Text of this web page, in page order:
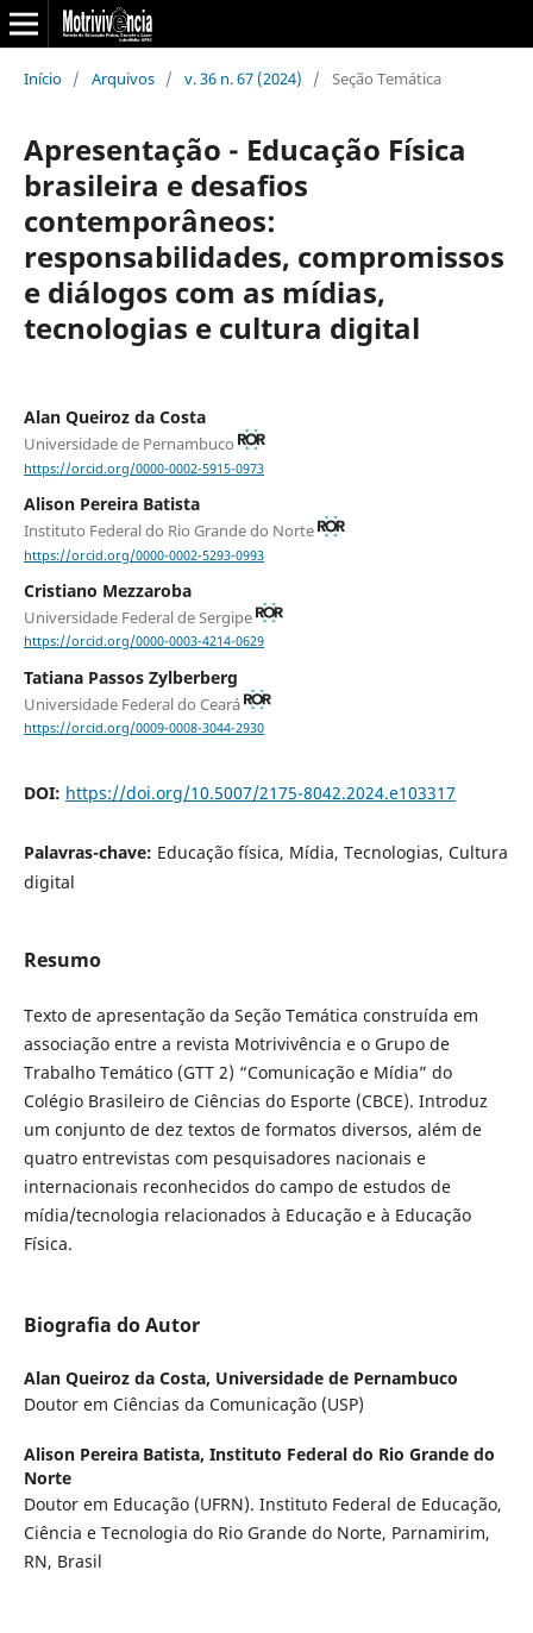
Início / Arquivos / v. 36 n. 67 (2024) / Seção Temática
Apresentação - Educação Física
brasileira e desafios
contemporâneos:
responsabilidades, compromissos
e diálogos com as mídias,
tecnologias e cultura digital
Alan Queiroz da Costa
Universidade de Pernambuco
https://orcid.org/0000-0002-5915-0973
Alison Pereira Batista
Instituto Federal do Rio Grande do Norte
https://orcid.org/0000-0002-5293-0993
Cristiano Mezzaroba
Universidade Federal de Sergipe
https://orcid.org/0000-0003-4214-0629
Tatiana Passos Zylberberg
Universidade Federal do Ceará
https://orcid.org/0009-0008-3044-2930
DOI: https://doi.org/10.5007/2175-8042.2024.e103317
Palavras-chave: Educação física, Mídia, Tecnologias, Cultura
digital
Resumo
Texto de apresentação da Seção Temática construída em
associação entre a revista Motrivivência e o Grupo de
Trabalho Temático (GTT 2) “Comunicação e Mídia” do
Colégio Brasileiro de Ciências do Esporte (CBCE). Introduz
um conjunto de dez textos de formatos diversos, além de
quatro entrevistas com pesquisadores nacionais e
internacionais reconhecidos do campo de estudos de
mídia/tecnologia relacionados à Educação e à Educação
Física.
Biografia do Autor
Alan Queiroz da Costa, Universidade de Pernambuco
Doutor em Ciências da Comunicação (USP)
Alison Pereira Batista, Instituto Federal do Rio Grande do
Norte
Doutor em Educação (UFRN). Instituto Federal de Educação,
Ciência e Tecnologia do Rio Grande do Norte, Parnamirim,
RN, Brasil